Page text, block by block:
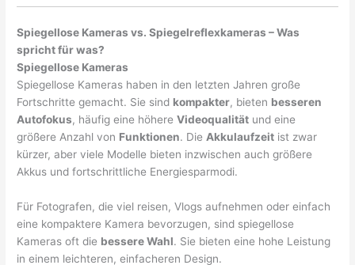
Spiegellose Kameras vs. Spiegelreflexkameras – Was
spricht für was?
Spiegellose Kameras
Spiegellose Kameras haben in den letzten Jahren große
Fortschritte gemacht. Sie sind kompakter, bieten besseren
Autofokus, häufig eine höhereVideoqualität und eine
größere Anzahl von Funktionen. Die Akkulaufzeit ist zwar
kürzer, aber viele Modelle bieten inzwischen auch größere
Akkus und fortschrittliche Energiesparmodi.
Für Fotografen, die viel reisen, Vlogs aufnehmen oder einfach
eine kompaktere Kamera bevorzugen, sind spiegellose
Kameras oft die bessere Wahl. Sie bieten eine hohe Leistung
in einem leichteren, einfacheren Design.